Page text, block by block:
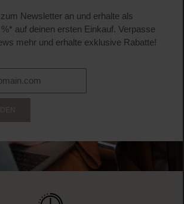
Newsletter an und erhalte als
auf deinen ersten Einkauf. Verpasse
mehr und erhalte exklusive Rabatte!